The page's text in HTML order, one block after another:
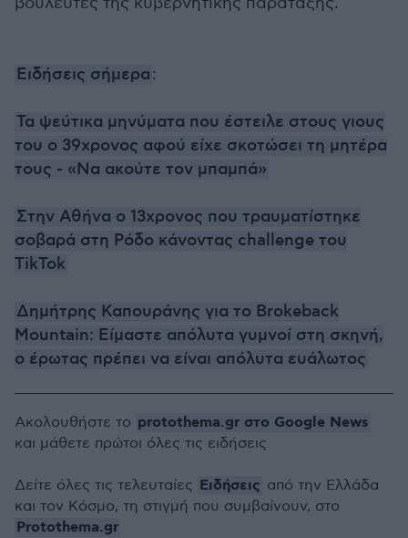
Ειδήσεις σήμερα:
Τα ψεύτικα μηνύματα που έστειλε στους γιους
του ο 39χρονος αφού είχε σκοτώσει τη μητέρα
τους - «Να ακούτε τον μπαμπά»
Στην Αθήνα ο 13χρονος που τραυματίστηκε
σοβαρά στη Ρόδο κάνοντας challenge του
TikTok
Δημήτρης Καπουράνης για το Brokeback
Mountain: Είμαστε απόλυτα γυμνοί στη σκηνή,
ο έρωτας πρέπει να είναι απόλυτα ευάλωτος
Ακολουθήστε το protothema.gr στο Google News
και μάθετε πρώτοι όλες τις ειδήσεις
Δείτε όλες τις τελευταίες Ειδήσεις από την Ελλάδα
και τον Κόσμο, τη στιγμή που συμβαίνουν, στο
Protothema.gr